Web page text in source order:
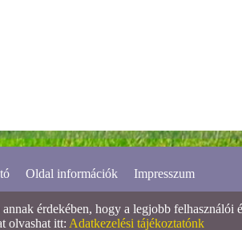
Oldal információk Impresszum
érdekében, hogy a legjobb
olvashat itt: Adatkezelési tájékoztatónk